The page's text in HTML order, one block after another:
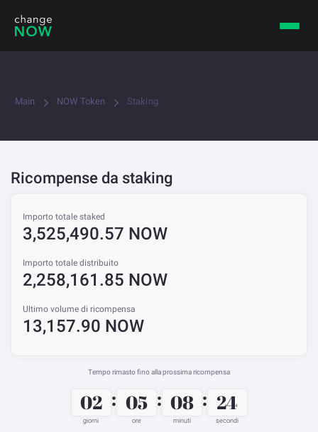
Main NOW Token Staking
Ricompense da staking
Importo totale staked
3,525,490.57 NOW
Importo totale distribuito
2,258,161.85 NOW
Ultimo volume di ricompensa
13,157.90 NOW
Tempo rimasto fino alla prossima ricompensa
02
giorni
: 05
ore
: 08
minuti
: 24
secondi